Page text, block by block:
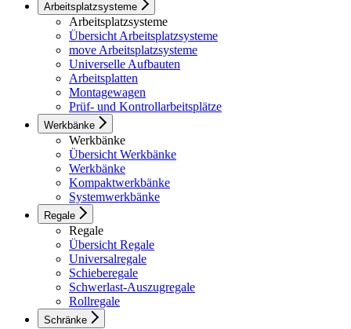
Arbeitsplatzsysteme
Arbeitsplatzsysteme
Übersicht Arbeitsplatzsysteme
move Arbeitsplatzsysteme
Universelle Aufbauten
Arbeitsplatten
Montagewagen
Prüf- und Kontrollarbeitsplätze
Werkbänke
Werkbänke
Übersicht Werkbänke
Werkbänke
Kompaktwerkbänke
Systemwerkbänke
Regale
Regale
Übersicht Regale
Universalregale
Schieberegale
Schwerlast-Auszugregale
Rollregale
Schränke